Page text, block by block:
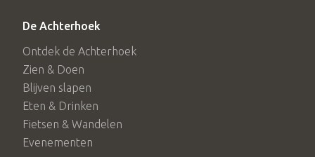
De Achterhoek
Ontdek de Achterhoek
Zien & Doen
Blijven slapen
Eten & Drinken
Fietsen & Wandelen
Evenementen